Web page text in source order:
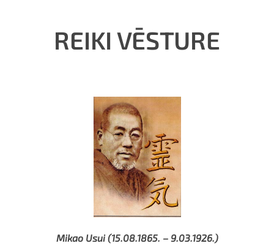
REIKI VĒSTURE
Mikao Usui (15.08.1865. – 9.03.1926.)